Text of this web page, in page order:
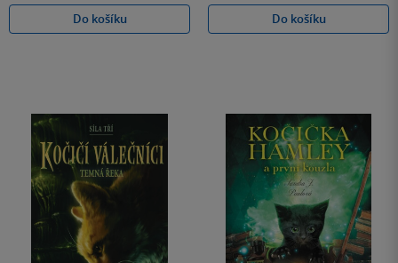
Do košíku
Do košíku